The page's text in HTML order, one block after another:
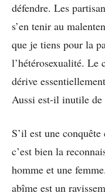
défendre. Les
s’en tenir au
que je tiens pour la
l’hétérosexualité. Le
dérive
Aussi est-il inutile de
S’il est une
c’est bien la
homme et une
abîme est un